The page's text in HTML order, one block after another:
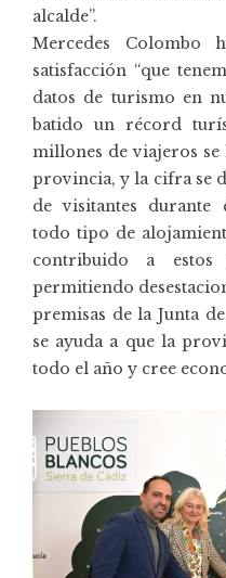
alcalde”.
Mercedes Colombo
satisfacción “que
datos de turismo en
batido un récord
millones de viajeros se
provincia, y la cifra se
de visitantes durante
todo tipo de
contribuido a
permitiendo
premisas de la Junta
se ayuda a que la
todo el año y cree